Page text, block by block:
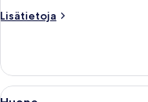
Terrace
Lisätietoja
Lisätietoja
yksityinen
uima-
Avaa
12